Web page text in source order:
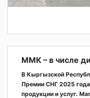
ММК – в числе
В Кыргызской
Премии СНГ 2025 года
продукции и услуг.